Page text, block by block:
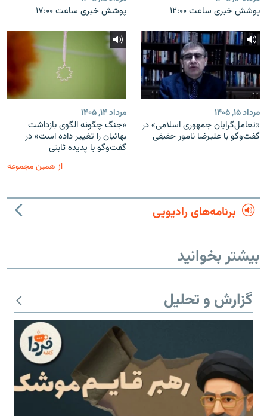
پوشش خبری ساعت ۱۲:۰۰ پوشش خبری ساعت ۱۷:۰۰
مرداد ۱۵, ۱۴۰۵
«تعامل‌گرایان جمهوری اسلامی» در
گفت‌وگو با علیرضا نامور حقیقی
مرداد ۱۴, ۱۴۰۵
«جنگ چگونه الگوی بازداشت
بهائیان را تغییر داده است» در
گفت‌وگو با پدیده ثابتی
از همین مجموعه
برنامه‌های رادیویی
بیشتر بخوانید
گزارش و تحلیل